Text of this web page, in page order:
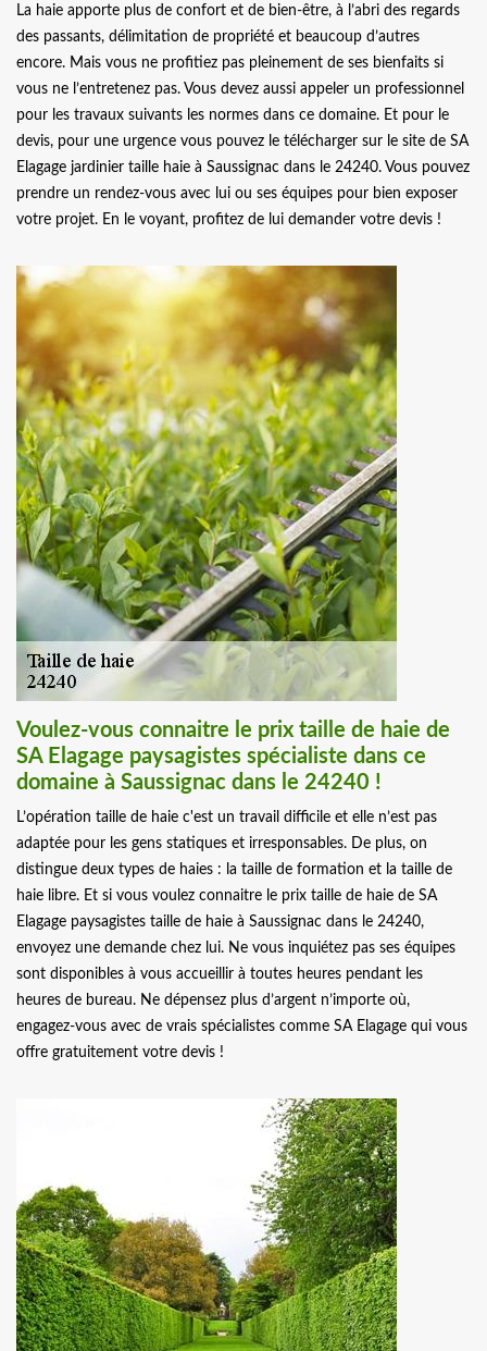
La haie apporte plus de confort et de bien-être, à l’abri des regards
des passants, délimitation de propriété et beaucoup d’autres
encore. Mais vous ne profitiez pas pleinement de ses bienfaits si
vous ne l’entretenez pas. Vous devez aussi appeler un professionnel
pour les travaux suivants les normes dans ce domaine. Et pour le
devis, pour une urgence vous pouvez le télécharger sur le site de SA
Elagage jardinier taille haie à Saussignac dans le 24240. Vous pouvez
prendre un rendez-vous avec lui ou ses équipes pour bien exposer
votre projet. En le voyant, profitez de lui demander votre devis !
Voulez-vous connaitre le prix taille de haie de
SA Elagage paysagistes spécialiste dans ce
domaine à Saussignac dans le 24240 !
L’opération taille de haie c'est un travail difficile et elle n’est pas
adaptée pour les gens statiques et irresponsables. De plus, on
distingue deux types de haies : la taille de formation et la taille de
haie libre. Et si vous voulez connaitre le prix taille de haie de SA
Elagage paysagistes taille de haie à Saussignac dans le 24240,
envoyez une demande chez lui. Ne vous inquiétez pas ses équipes
sont disponibles à vous accueillir à toutes heures pendant les
heures de bureau. Ne dépensez plus d’argent n’importe où,
engagez-vous avec de vrais spécialistes comme SA Elagage qui vous
offre gratuitement votre devis !